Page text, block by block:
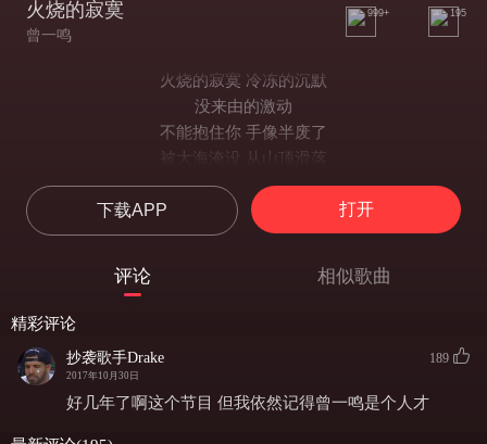
火烧的寂寞
曾一鸣
999+ 195
火烧的寂寞 冷冻的沉默
没来由的激动
不能抱住你 手像半废了
被大海淹没 从山顶滑落
可怕的想念 还活着
什么都没移动 屋子的气味变了
弥漫着腐朽的空洞
不能抱住你 手像半废了
被大海淹没 从山顶滑落
下载APP 打开
评论 相似歌曲
精彩评论
抄袭歌手Drake
2017年10月30日
189
好几年了啊这个节目 但我依然记得曾一鸣是个人才